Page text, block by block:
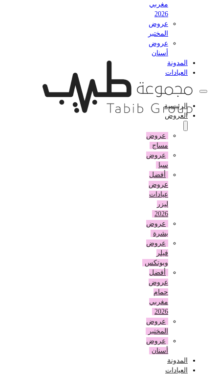
مغربي
2026
عروض
المختبر
عروض
أسنان
المدونة
العيادات
الرئيسية
العروض
عروض
مساج
عروض
أفضل
عروض
عيادات
2026
عروض
بشرة
عروض
وبوتكس
أفضل
عروض
حمام
مغربي
2026
عروض
المختبر
عروض
أسنان
المدونة
العيادات